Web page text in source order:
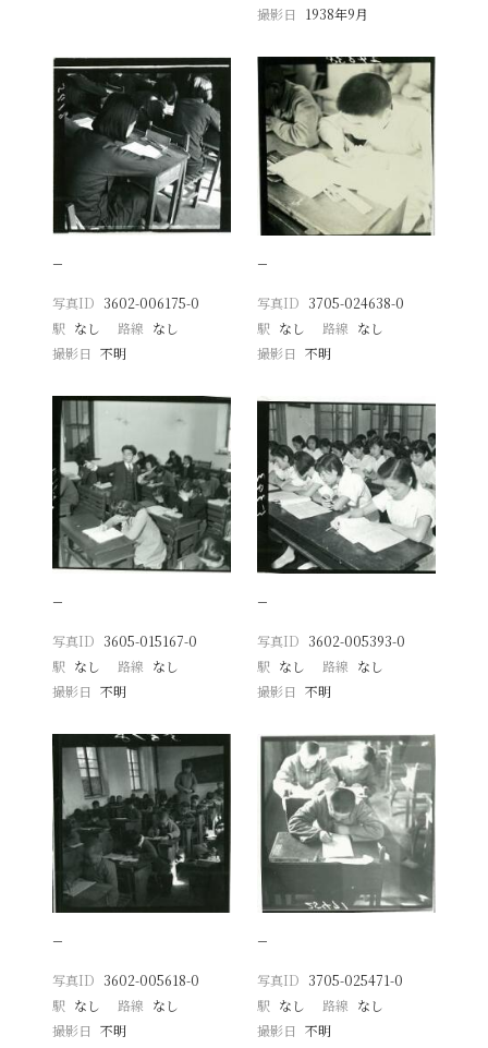
撮影日
1938年9月
−
写真ID 3602-006175-0
駅 なし 路線 なし
撮影日
不明
−
写真ID 3705-024638-0
駅 なし 路線 なし
撮影日 不明
−
写真ID 3605-015167-0
駅 なし 路線 なし
撮影日
不明
−
写真ID 3602-005393-0
駅 なし 路線 なし
撮影日 不明
−
写真ID 3602-005618-0
駅 なし 路線 なし
撮影日
不明
−
写真ID 3705-025471-0
駅 なし 路線 なし
撮影日 不明